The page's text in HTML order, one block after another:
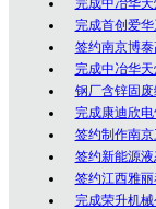
完成中冶华
完成首创爱
签约南京博
完成中冶华
钢厂含锌固
完成康迪欣
签约制作南
签约新能源
签约江西雅
完成荣升机